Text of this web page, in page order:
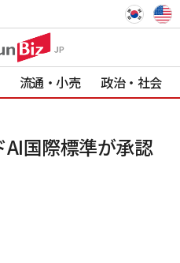
流通・小売 政治・社会
国際標準が承認